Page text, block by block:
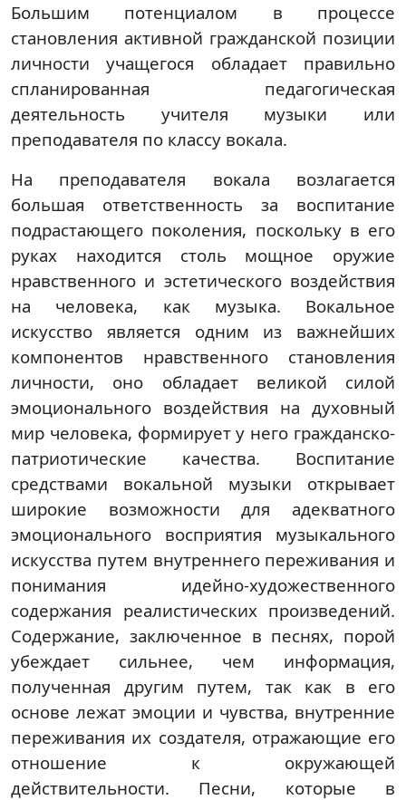
Большим потенциалом в процессе
становления активной гражданской позиции
личности учащегося обладает правильно
спланированная педагогическая
деятельность учителя музыки или
преподавателя по классу вокала.
На преподавателя вокала возлагается
большая ответственность за воспитание
подрастающего поколения, поскольку в его
руках находится столь мощное оружие
нравственного и эстетического воздействия
на человека, как музыка. Вокальное
искусство является одним из важнейших
компонентов нравственного становления
личности, оно обладает великой силой
эмоционального воздействия на духовный
мир человека, формирует у него гражданско-
патриотические качества. Воспитание
средствами вокальной музыки открывает
широкие возможности для адекватного
эмоционального восприятия музыкального
искусства путем внутреннего переживания и
понимания идейно-художественного
содержания реалистических произведений.
Содержание, заключенное в песнях, порой
убеждает сильнее, чем информация,
полученная другим путем, так как в его
основе лежат эмоции и чувства, внутренние
переживания их создателя, отражающие его
отношение к окружающей
действительности. Песни, которые в